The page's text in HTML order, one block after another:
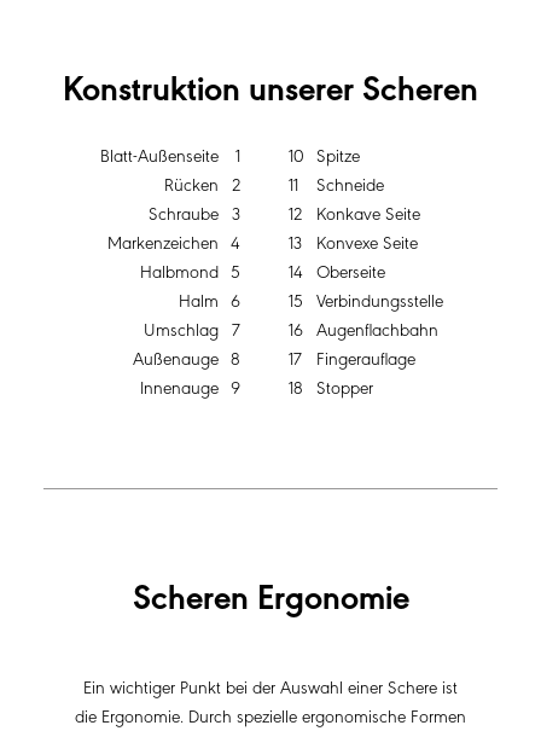
Konstruktion unserer Scheren
Blatt-Außenseite 1 10 Spitze
Rücken 2 11
Schneide
Schraube 3 12
Konkave Seite
Markenzeichen 4 13
Konvexe Seite
Halbmond 5 14 Oberseite
Halm 6 15 Verbindungsstelle
Umschlag 7 16 Augenflachbahn
Außenauge 8 17
Fingerauflage
Innenauge 9 18 Stopper
Scheren Ergonomie
Ein wichtiger Punkt bei der Auswahl einer Schere ist
die Ergonomie. Durch spezielle ergonomische Formen